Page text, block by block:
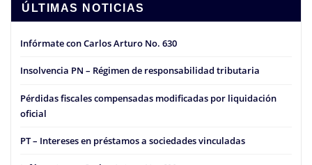
ÚLTIMAS NOTICIAS
Infórmate con Carlos Arturo No. 630
Insolvencia PN – Régimen de responsabilidad tributaria
Pérdidas fiscales compensadas modificadas por liquidación
oficial
PT – Intereses en préstamos a sociedades vinculadas